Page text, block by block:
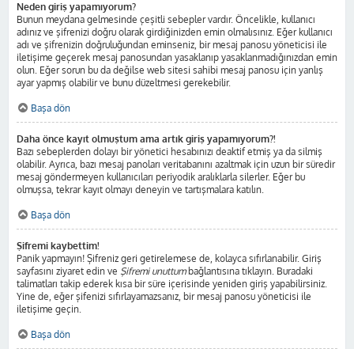
Neden giriş yapamıyorum?
Bunun meydana gelmesinde çeşitli sebepler vardır. Öncelikle, kullanıcı
adınız ve şifrenizi doğru olarak girdiğinizden emin olmalısınız. Eğer kullanıcı
adı ve şifrenizin doğruluğundan eminseniz, bir mesaj panosu yöneticisi ile
iletişime geçerek mesaj panosundan yasaklanıp yasaklanmadığınızdan emin
olun. Eğer sorun bu da değilse web sitesi sahibi mesaj panosu için yanlış
ayar yapmış olabilir ve bunu düzeltmesi gerekebilir.
Başa dön
Daha önce kayıt olmuştum ama artık giriş yapamıyorum?!
Bazı sebeplerden dolayı bir yönetici hesabınızı deaktif etmiş ya da silmiş
olabilir. Ayrıca, bazı mesaj panoları veritabanını azaltmak için uzun bir süredir
mesaj göndermeyen kullanıcıları periyodik aralıklarla silerler. Eğer bu
olmuşsa, tekrar kayıt olmayı deneyin ve tartışmalara katılın.
Başa dön
Şifremi kaybettim!
Panik yapmayın! Şifreniz geri getirelemese de, kolayca sıfırlanabilir. Giriş
sayfasını ziyaret edin ve Şifremi unuttumbağlantısına tıklayın. Buradaki
talimatları takip ederek kısa bir süre içerisinde yeniden giriş yapabilirsiniz.
Yine de, eğer şifenizi sıfırlayamazsanız, bir mesaj panosu yöneticisi ile
iletişime geçin.
Başa dön